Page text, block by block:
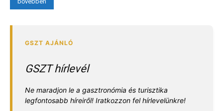
GSZT hírlevél
Ne maradjon le a gasztronómia és turisztika
legfontosabb híreiről! Iratkozzon fel hírlevelünkre!